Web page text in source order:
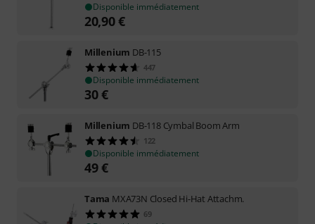
Disponible immédiatement
20,90€
Millenium DB-115
447
Disponible immédiatement
30€
Millenium DB-118 Cymbal Boom Arm
122
Disponible immédiatement
49€
Tama MXA73N Closed Hi-Hat Attachm.
69